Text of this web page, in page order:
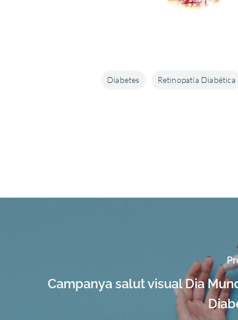
Diabetes Retinopatía Diabética
Campanya salut visual Dia